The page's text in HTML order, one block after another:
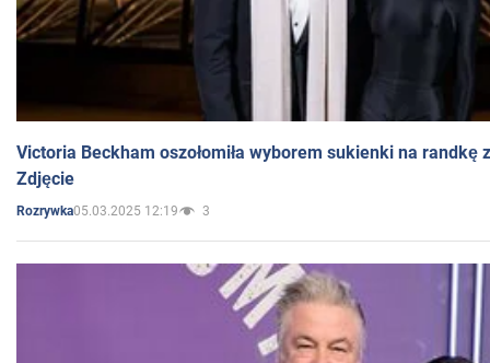
Victoria Beckham oszołomiła wyborem sukienki na randkę
Zdjęcie
Rozrywka05.03.2025 12:19 3